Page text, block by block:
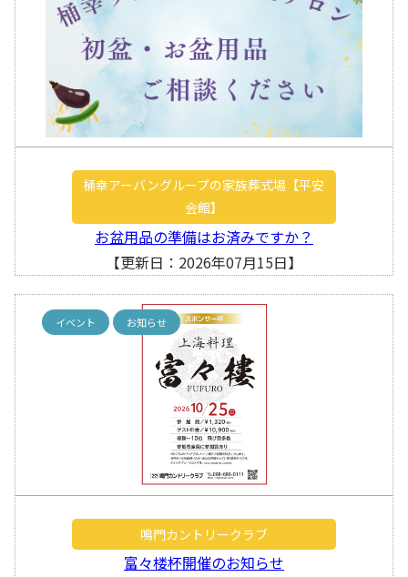
桶幸アーバングループの家族葬式場【平安
会館】
お盆用品の準備はお済みですか？
【更新日：2026年07月15日】
イベント お知らせ
鳴門カントリークラブ
富々楼杯開催のお知らせ